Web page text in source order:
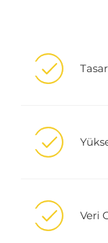
Veri